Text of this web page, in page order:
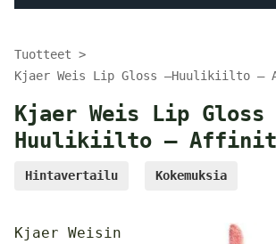
Tuotteet
Kjaer Weis Lip Gloss –Huulikiilto
Kjaer Weis Lip Gloss
Huulikiilto –
Hintavertailu Kokemuksia
Kjaer Weisin